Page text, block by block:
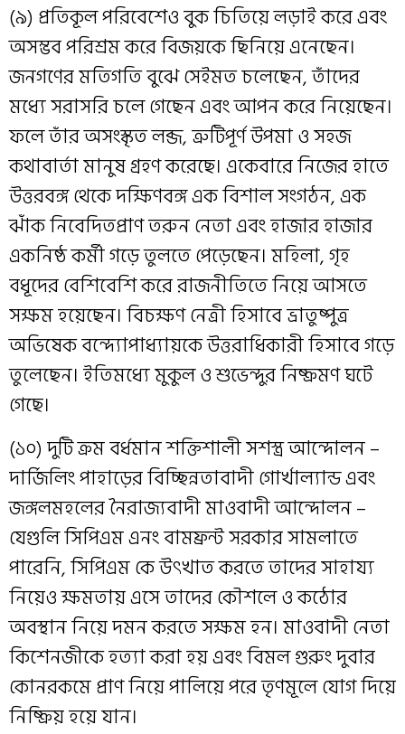
(৯) প্রতিকূল পরিবেশেও বুক চিতিয়ে লড়াই করে এবং
অসম্ভব পরিশ্রম করে বিজয়কে ছিনিয়ে এনেছেন।
জনগণের মতিগতি বুঝে সেইমত চলেছেন, তাঁদের
মধ্যে সরাসরি চলে গেছেন এবং আপন করে নিয়েছেন।
ফলে তাঁর অসংস্কৃত লব্জ, ত্রুটিপূর্ণ উপমা ও সহজ
কথাবার্তা মানুষ গ্রহণ করেছে। একেবারে নিজের হাতে
উত্তরবঙ্গ থেকে দক্ষিণবঙ্গ এক বিশাল সংগঠন, এক
ঝাঁক নিবেদিতপ্রাণ তরুন নেতা এবং হাজার হাজার
একনিষ্ঠ কর্মী গড়ে তুলতে পেড়েছেন। মহিলা, গৃহ
বধূদের বেশিবেশি করে রাজনীতিতে নিয়ে আসতে
সক্ষম হয়েছেন। বিচক্ষণ নেত্রী হিসাবে ভ্রাতুষ্পুত্র
অভিষেক বন্দ্যোপাধ্যায়কে উত্তরাধিকারী হিসাবে গড়ে
তুলেছেন। ইতিমধ্যে মুকুল ও শুভেন্দুর নিষ্ক্রমণ ঘটে
গেছে।
(১০) দুটি ক্রম বর্ধমান শক্তিশালী সশস্ত্র আন্দোলন –
দার্জিলিং পাহাড়ের বিচ্ছিন্নতাবাদী গোর্খাল্যান্ড এবং
জঙ্গলমহলের নৈরাজ্যবাদী মাওবাদী আন্দোলন –
যেগুলি সিপিএম এনং বামফ্রন্ট সরকার সামলাতে
পারেনি, সিপিএম কে উৎখাত করতে তাদের সাহায্য
নিয়েও ক্ষমতায় এসে তাদের কৌশলে ও কঠোর
অবস্থান নিয়ে দমন করতে সক্ষম হন। মাওবাদী নেতা
কিশেনজীকে হত্যা করা হয় এবং বিমল গুরুং দুবার
কোনরকমে প্রাণ নিয়ে পালিয়ে পরে তৃণমূলে যোগ দিয়ে
নিষ্ক্রিয় হয়ে যান।